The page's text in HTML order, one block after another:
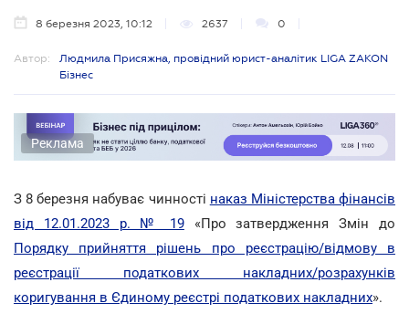
8 березня 2023, 10:12 2637 0
Автор:
Людмила Присяжна, провідний юрист-аналітик LIGA ZAKON
Бізнес
Реклама
З 8 березня набуває чинності наказ Міністерства фінансів
від 12.01.2023 р. № 19«Про затвердження Змін до
Порядку прийняття рішень про реєстрацію/відмову в
реєстрації податкових накладних/розрахунків
коригування в Єдиному реєстрі податкових накладних».